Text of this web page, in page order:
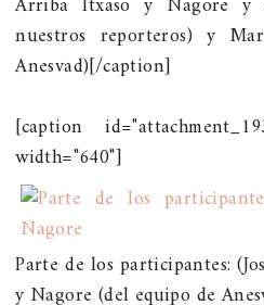
nuestros reporteros) y
Anesvad)[/caption]
[caption
width="640"]
Parte de los participantes:
y Nagore (del equipo de